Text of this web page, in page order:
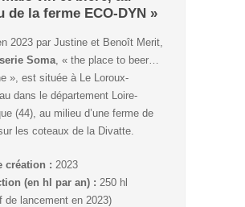
de la ferme ECO-DYN »
2023 par Justine et Benoît Merit,
Soma, « the place to beer…
», est située à Le Loroux-
dans le département Loire-
(44), au milieu d’une ferme de
les coteaux de la Divatte.
création : 2023
(en hl par an) : 250 hl
de lancement en 2023)